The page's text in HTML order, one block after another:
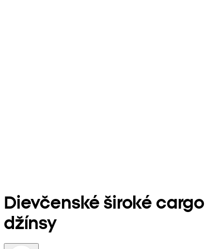
Dievčenské široké cargo
džínsy